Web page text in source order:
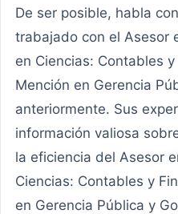
De ser posible, habla
trabajado con el Asesor
en Ciencias: Contables
Mención en Gerencia
anteriormente. Sus
información valiosa
la eficiencia del Asesor
Ciencias: Contables y
en Gerencia Pública y